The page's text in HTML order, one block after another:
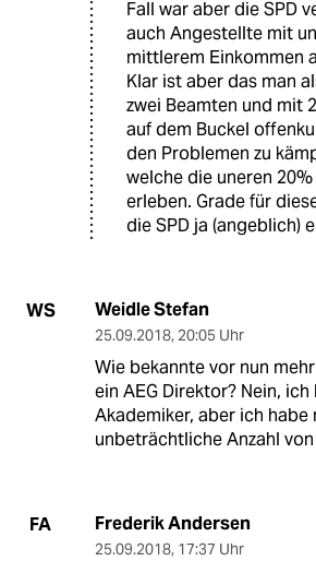
Fall war aber die SPD
auch Angestellte mit
mittlerem Einkommen
Klar ist aber das man
zwei Beamten und mit
auf dem Buckel
den Problemen zu
welche die uneren
erleben. Grade für
die SPD ja (angeblich)
WS Weidle Stefan
25.09.2018, 20:05 Uhr
Wie bekannte vor nun
ein AEG Direktor? Nein, ich
Akademiker, aber ich habe
unbeträchtliche Anzahl
FA Frederik Andersen
25.09.2018, 17:37 Uhr